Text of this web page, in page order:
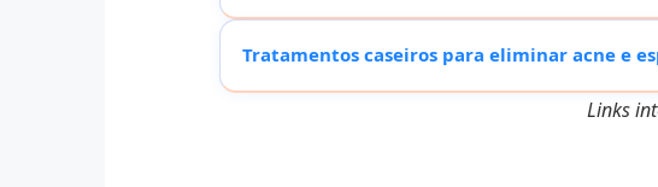
Tratamentos caseiros para eliminar acne e
Links